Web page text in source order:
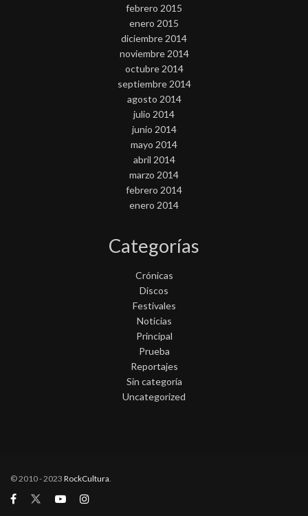
febrero 2015
enero 2015
diciembre 2014
noviembre 2014
octubre 2014
septiembre 2014
agosto 2014
julio 2014
junio 2014
mayo 2014
abril 2014
marzo 2014
febrero 2014
enero 2014
Categorías
Crónicas
Discos
Festivales
Noticias
Principal
Prueba
Reportajes
Sin categoría
Uncategorized
© 2010 - 2023 RockCultura.